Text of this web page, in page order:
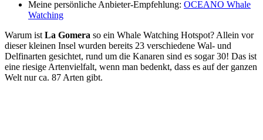
Meine persönliche Anbieter-Empfehlung: OCEANO Whale
Watching
Warum istLa Gomera so ein Whale Watching Hotspot? Allein vor
dieser kleinen Insel wurden bereits 23 verschiedene Wal- und
Delfinarten gesichtet, rund um die Kanaren sind es sogar 30! Das ist
eine riesige Artenvielfalt, wenn man bedenkt, dass es auf der ganzen
Welt nur ca. 87 Arten gibt.